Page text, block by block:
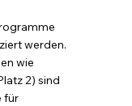
werden.
wie
2) sind
für